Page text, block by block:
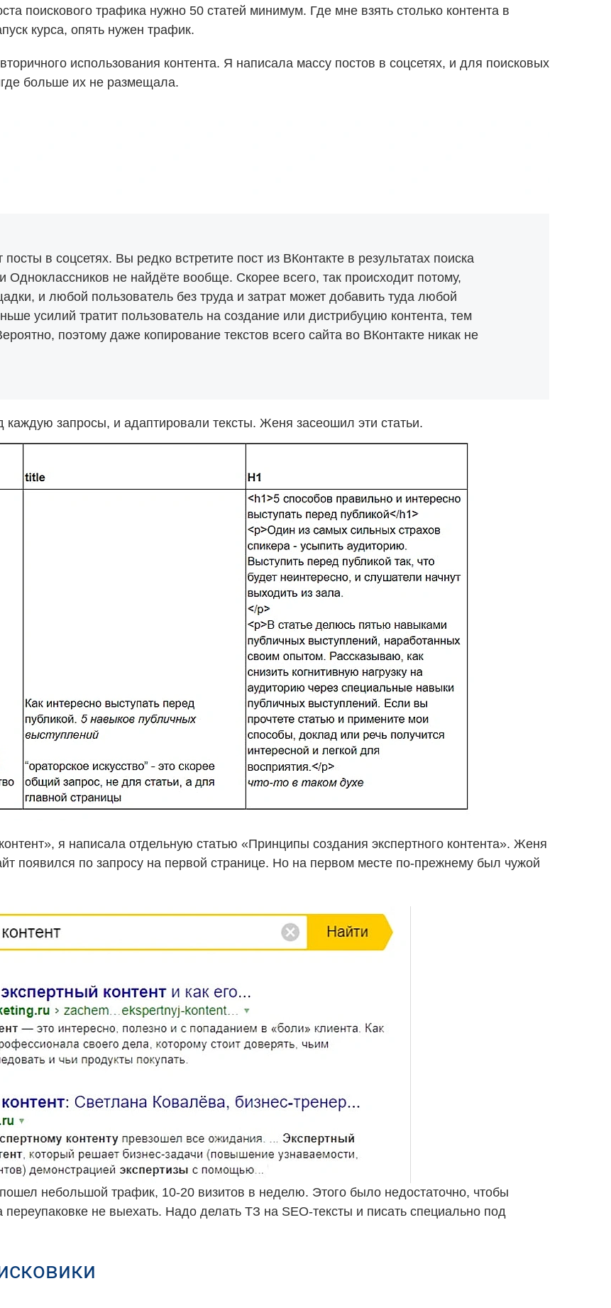
поискового трафика нужно 50 статей минимум. Где мне взять столько контента в
курса, опять нужен трафик.
использования контента. Я написала массу постов в соцсетях, и для поисковых
больше их не размещала.
в соцсетях. Вы редко встретите пост из ВКонтакте в результатах поиска
Одноклассников не найдёте вообще. Скорее всего, так происходит потому,
и любой пользователь без труда и затрат может добавить туда любой
усилий тратит пользователь на создание или дистрибуцию контента, тем
поэтому даже копирование текстов всего сайта во ВКонтакте никак не
запросы, и адаптировали тексты. Женя засеошил эти статьи.
я написала отдельную статью «Принципы создания экспертного контента». Женя
появился по запросу на первой странице. Но на первом месте по-прежнему был чужой
небольшой трафик, 10-20 визитов в неделю. Этого было недостаточно, чтобы
не выехать. Надо делать ТЗ на SEO-тексты и писать специально под